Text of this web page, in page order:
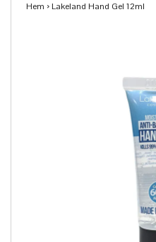
Hem › Lakeland Hand Gel 12ml